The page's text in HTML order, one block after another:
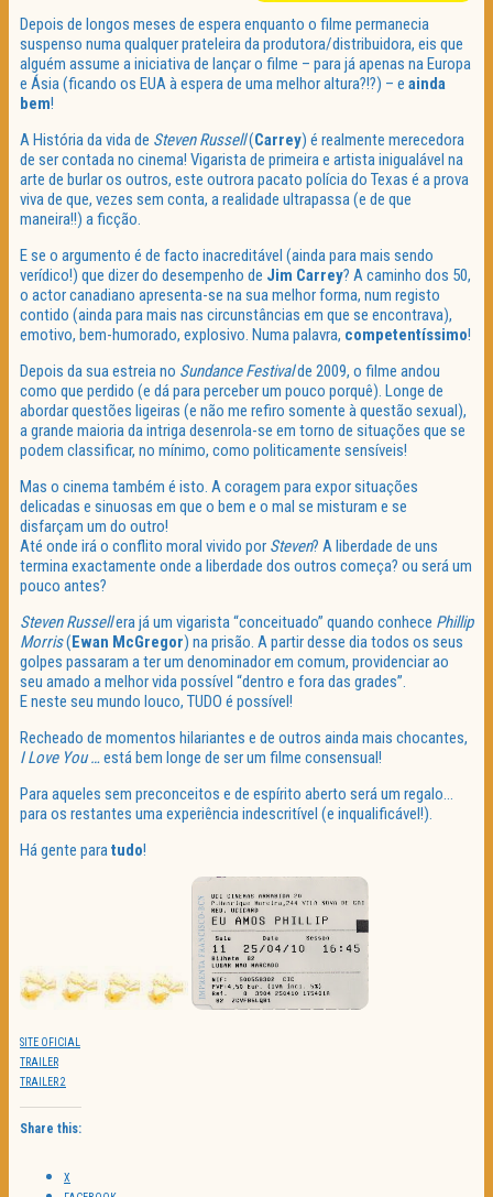
Depois de longos meses de espera enquanto o filme permanecia
suspenso numa qualquer prateleira da produtora/distribuidora, eis que
alguém assume a iniciativa de lançar o filme – para já apenas na Europa
e Ásia (ficando os EUA à espera de uma melhor altura?!?) – e ainda
bem!
A História da vida de Steven Russell(Carrey) é realmente merecedora
de ser contada no cinema! Vigarista de primeira e artista inigualável na
arte de burlar os outros, este outrora pacato polícia do Texas é a prova
viva de que, vezes sem conta, a realidade ultrapassa (e de que
maneira!!) a ficção.
E se o argumento é de facto inacreditável (ainda para mais sendo
verídico!) que dizer do desempenho de Jim Carrey? A caminho dos 50,
o actor canadiano apresenta-se na sua melhor forma, num registo
contido (ainda para mais nas circunstâncias em que se encontrava),
emotivo, bem-humorado, explosivo. Numa palavra, competentíssimo!
Depois da sua estreia no Sundance Festivalde 2009, o filme andou
como que perdido (e dá para perceber um pouco porquê). Longe de
abordar questões ligeiras (e não me refiro somente à questão sexual),
a grande maioria da intriga desenrola-se em torno de situações que se
podem classificar, no mínimo, como politicamente sensíveis!
Mas o cinema também é isto. A coragem para expor situações
delicadas e sinuosas em que o bem e o mal se misturam e se
disfarçam um do outro!
Até onde irá o conflito moral vivido por Steven? A liberdade de uns
termina exactamente onde a liberdade dos outros começa? ou será um
pouco antes?
Steven Russellera já um vigarista “conceituado” quando conhece Phillip
Morris(Ewan McGregor) na prisão. A partir desse dia todos os seus
golpes passaram a ter um denominador em comum, providenciar ao
seu amado a melhor vida possível “dentro e fora das grades”.
E neste seu mundo louco, TUDO é possível!
Recheado de momentos hilariantes e de outros ainda mais chocantes,
I Love You …está bem longe de ser um filme consensual!
Para aqueles sem preconceitos e de espírito aberto será um regalo…
para os restantes uma experiência indescritível (e inqualificável!).
Há gente paratudo!
SITE OFICIAL
TRAILER
TRAILER 2
Share this:
X